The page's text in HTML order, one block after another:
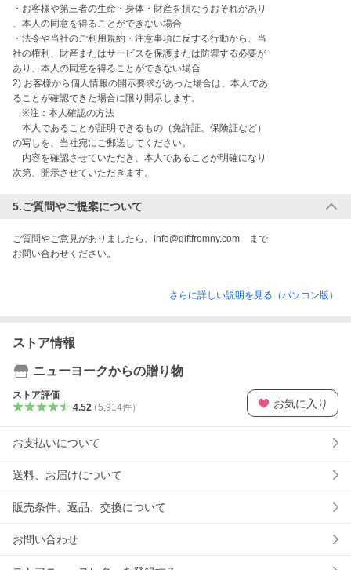
・お客様や第三者の生命・身体・財産を損なうおそれがあり
、本人の同意を得ることができない場合
・法令や当社のご利用規約・注意事項に反する行動から、当
社の権利、財産またはサービスを保護または防禦する必要が
あり、本人の同意を得ることができない場合
2) お客様から個人情報の開示要求があった場合は、本人であ
ることが確認できた場合に限り開示します。
※注：本人確認の方法
本人であることが証明できるもの（免許証、保険証など）
の写しを、当社宛にご郵送してください。
内容を確認させていただき、本人であることが明確になり
次第、開示させていただきます。
5.ご質問やご提案について
ご質問やご意見がありましたら、info@giftfromny.com　まで
お問い合わせください。
さらに詳しい説明を見る（パソコン版）
ストア情報
ニューヨークからの贈り物
ストア評価
4.52（5,914件） お気に入り
お支払いについて
送料、お届けについて
販売条件、返品、交換について
お問い合わせ